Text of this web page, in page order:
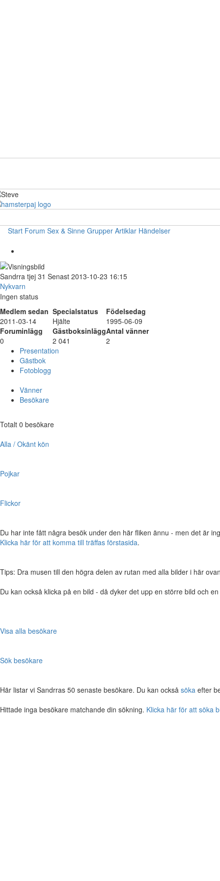
Start Forum Sex & Sinne Grupper Artiklar Händelser
Sandrra tjej 31 Senast 2013-10-23 16:15
Nykvarn
Ingen status
Medlem sedan Specialstatus
Födelsedag
2011-03-14
Hjälte
1995-06-09
Foruminlägg
GästboksinläggAntal vänner
0
2 041
2
Presentation
Gästbok
Fotoblogg
Vänner
Besökare
Totalt 0 besökare
Alla / Okänt kön
Pojkar
Flickor
Du har inte fått några besök under den här fliken ännu - men det är
Klicka här för att komma till träffas förstasida.
Tips: Dra musen till den högra delen av rutan med alla bilder i här
Du kan också klicka på en bild - då dyker det upp en större bild och
Visa alla besökare
Sök besökare
Här listar vi Sandrras 50 senaste besökare. Du kan också söka efter
Hittade inga besökare matchande din sökning. Klicka här för att söka